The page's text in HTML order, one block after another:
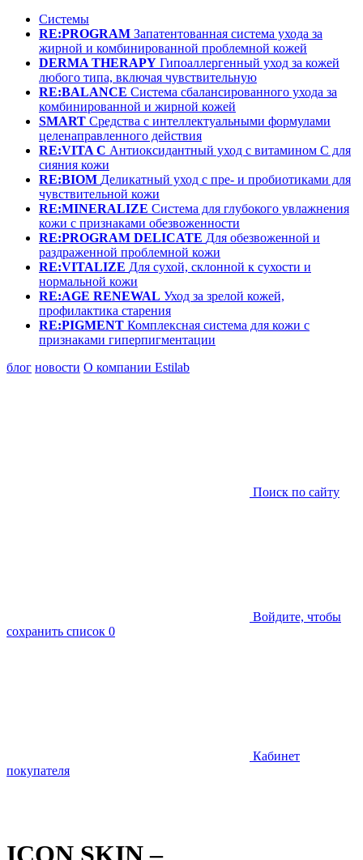
Системы
RE:PROGRAM Запатентованная система ухода за
жирной и комбинированной проблемной кожей
DERMA THERAPY Гипоаллергенный уход за кожей
любого типа, включая чувствительную
RE:BALANCE Система сбалансированного ухода за
комбинированной и жирной кожей
SMART Средства с интеллектуальными формулами
целенаправленного действия
RE:VITA C Антиоксидантный уход с витамином С для
сияния кожи
RE:BIOM Деликатный уход с пре- и пробиотиками для
чувствительной кожи
RE:MINERALIZE Система для глубокого увлажнения
кожи с признаками обезвоженности
RE:PROGRAM DELICATE Для обезвоженной и
раздраженной проблемной кожи
RE:VITALIZE Для сухой, склонной к сухости и
нормальной кожи
RE:AGE RENEWAL Уход за зрелой кожей,
профилактика старения
RE:PIGMENT Комплексная система для кожи с
признаками гиперпигментации
блог новости О компании Estilab
Поиск по сайту
Войдите, чтобы
сохранить список 0
Кабинет
покупателя
ICON SKIN –